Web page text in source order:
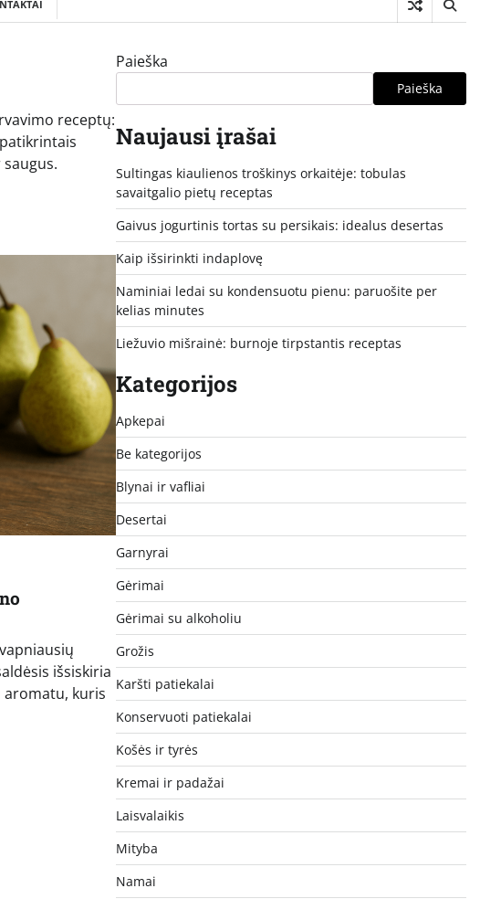
receptų:
išsiskiria
kuris
Paieška
Paieška
Naujausi įrašai
Sultingas kiaulienos troškinys orkaitėje: tobulas
savaitgalio pietų receptas
Gaivus jogurtinis tortas su persikais: idealus desertas
Kaip išsirinkti indaplovę
Naminiai ledai su kondensuotu pienu: paruošite per
kelias minutes
Liežuvio mišrainė: burnoje tirpstantis receptas
Kategorijos
Apkepai
Be kategorijos
Blynai ir vafliai
Desertai
Garnyrai
Gėrimai
Gėrimai su alkoholiu
Grožis
Karšti patiekalai
Konservuoti patiekalai
Košės ir tyrės
Kremai ir padažai
Laisvalaikis
Mityba
Namai